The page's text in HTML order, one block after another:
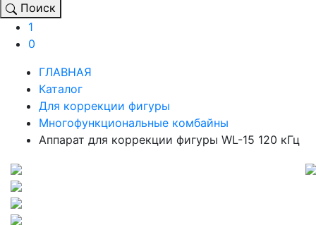
Поиск
1
0
ГЛАВНАЯ
Каталог
Для коррекции фигуры
Многофункциональные комбайны
Аппарат для коррекции фигуры WL-15 120 кГц